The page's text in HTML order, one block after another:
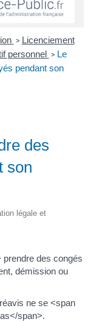
> Licenciement
personnel > Le
pendant son
des
son
légale et
des congés
démission ou
ne se <span
span>.